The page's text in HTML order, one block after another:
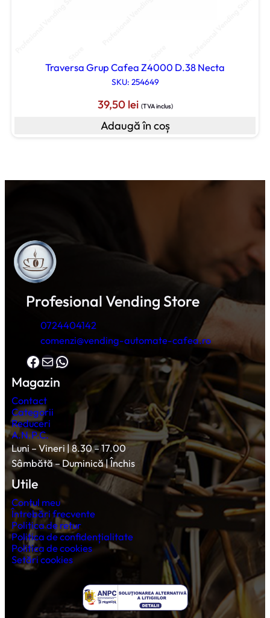
Traversa Grup Cafea Z4000 D.38 Necta
SKU: 254649
39,50 lei (TVA inclus)
Adaugă în coș
Profesional Vending Store
0724404142
comenzi@vending-automate-cafea.ro
Facebook Mail WhatsApp
Magazin
Contact
Categorii
Reduceri
A.N.P.C.
Luni – Vineri | 8.30 – 17.00
Sâmbătă – Duminică | Închis
Utile
Contul meu
Întrebări frecvente
Politica de retur
Politica de confidențialitate
Politica de cookies
Setări cookies